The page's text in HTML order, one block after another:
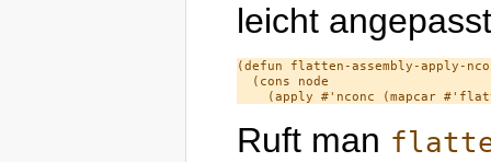
leicht
(defun flatten-assembly-apply-
  (cons node
Ruft man